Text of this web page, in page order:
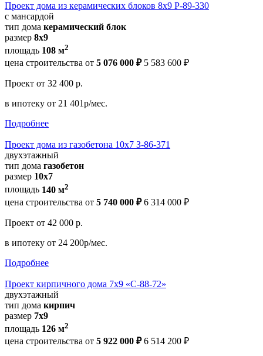
Проект дома из керамических блоков 8x9 Р-89-330
с мансардой
тип дома керамический блок
размер 8x9
площадь 108 м2
цена строительства от 5 076 000 ₽ 5 583 600 ₽
Проект от 32 400 р.
в ипотеку от 21 401р/мес.
Подробнее
Проект дома из газобетона 10х7 З-86-371
двухэтажный
тип дома газобетон
размер 10x7
площадь 140 м2
цена строительства от 5 740 000 ₽ 6 314 000 ₽
Проект от 42 000 р.
в ипотеку от 24 200р/мес.
Подробнее
Проект кирпичного дома 7х9 «С-88-72»
двухэтажный
тип дома кирпич
размер 7x9
площадь 126 м2
цена строительства от 5 922 000 ₽ 6 514 200 ₽